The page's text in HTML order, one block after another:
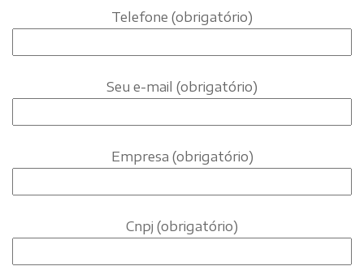
Telefone (obrigatório)
Seu e-mail (obrigatório)
Empresa (obrigatório)
Cnpj (obrigatório)